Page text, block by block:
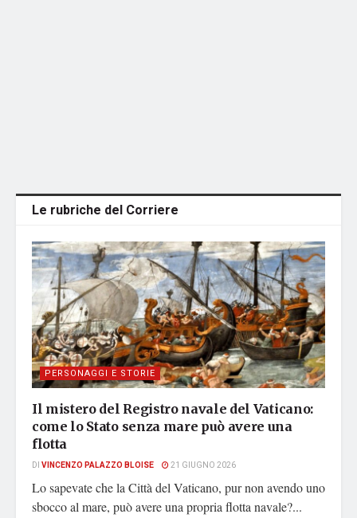
Le rubriche del Corriere
PERSONAGGI E STORIE
Il mistero del Registro navale del Vaticano:
come lo Stato senza mare può avere una
flotta
DI VINCENZO PALAZZO BLOISE 21 GIUGNO 2026
Lo sapevate che la Città del Vaticano, pur non avendo uno
sbocco al mare, può avere una propria flotta navale?...